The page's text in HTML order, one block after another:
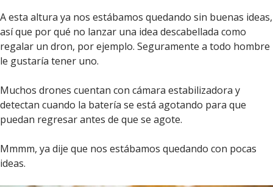
A esta altura ya nos estábamos quedando sin buenas ideas,
así que por qué no lanzar una idea descabellada como
regalar un dron, por ejemplo. Seguramente a todo hombre
le gustaría tener uno.
Muchos drones cuentan con cámara estabilizadora y
detectan cuando la batería se está agotando para que
puedan regresar antes de que se agote.
Mmmm, ya dije que nos estábamos quedando con pocas
ideas.